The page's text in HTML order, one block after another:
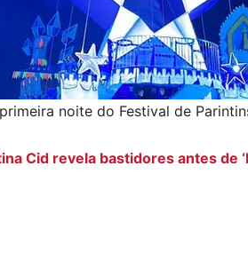
noite do Festival de
Cid revela bastidores antes de